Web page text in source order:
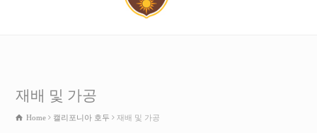
재배 및 가공
Home 캘리포니아 호두 재배 및 가공